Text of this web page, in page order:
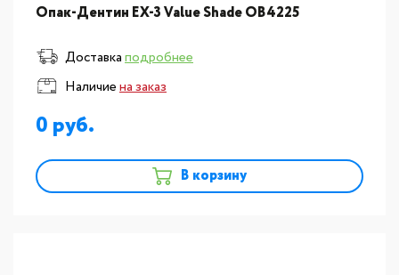
Опак-Дентин EX-3 Value Shade OB4225
Доставкаподробнее
Наличиена заказ
0
В корзину